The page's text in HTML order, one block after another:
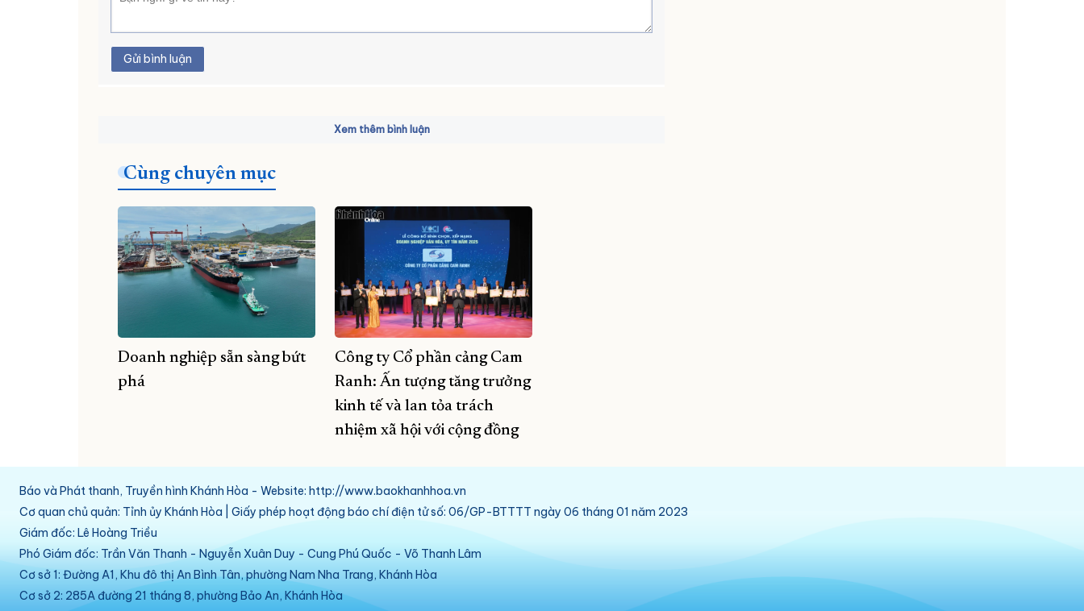
Gửi bình luận
Xem thêm bình luận
Cùng chuyên mục
Doanh nghiệp sẵn sàng bứt
phá
Công ty Cổ phần cảng Cam
Ranh: Ấn tượng tăng trưởng
kinh tế và lan tỏa trách
nhiệm xã hội với cộng đồng
Báo và Phát thanh, Truyền hình Khánh Hòa - Website: http://www.baokhanhhoa.vn
Cơ quan chủ quản: Tỉnh ủy Khánh Hòa | Giấy phép hoạt động báo chí điện tử số: 06/GP-BTTTT ngày 06 tháng 01 năm 2023
Giám đốc: Lê Hoàng Triều
Phó Giám đốc: Trần Văn Thanh - Nguyễn Xuân Duy - Cung Phú Quốc - Võ Thanh Lâm
Cơ sở 1: Đường A1, Khu đô thị An Bình Tân, phường Nam Nha Trang, Khánh Hòa
Cơ sở 2: 285A đường 21 tháng 8, phường Bảo An, Khánh Hòa